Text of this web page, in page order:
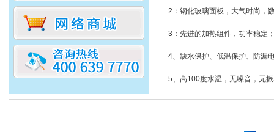
2：钢化玻璃面板，大气时尚，
3：先进的加热组件，功率稳定
4、缺水保护、低温保护、防漏
5、高100度水温，无噪音，无